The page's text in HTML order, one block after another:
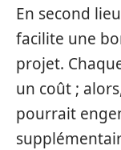
En second
facilite une
projet.
un coût ;
pourrait